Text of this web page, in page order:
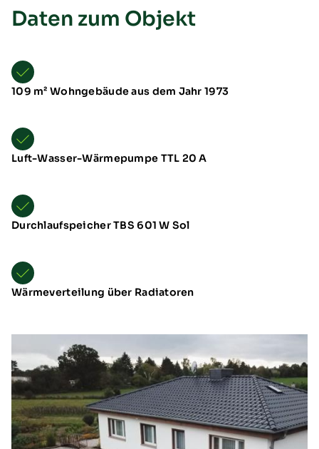
Förderung
Daten zum Objekt
109 m² Wohngebäude aus dem Jahr 1973
Luft-Wasser-Wärmepumpe TTL 20 A
Durchlaufspeicher TBS 601 W Sol
Wärmeverteilung über Radiatoren